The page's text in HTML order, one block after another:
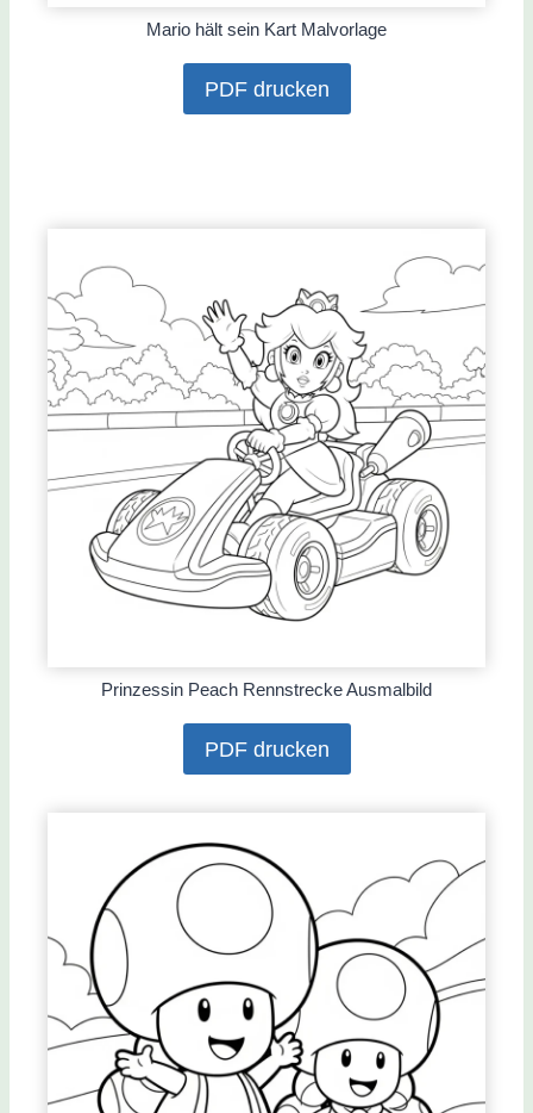
Mario hält sein Kart Malvorlage
PDF drucken
Prinzessin Peach Rennstrecke Ausmalbild
PDF drucken